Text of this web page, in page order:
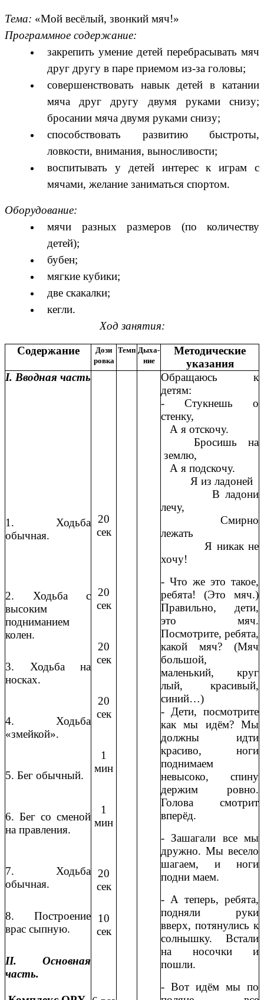
Тема: «Мой весёлый, звонкий мяч!»
Программное содержание:
закрепить умение детей перебрасывать мяч
друг другу в паре приемом из-за головы;
совершенствовать навык детей в катании
мяча друг другу двумя руками снизу;
бросании мяча двумя руками снизу;
способствовать развитию быстроты,
ловкости, внимания, выносливости;
воспитывать у детей интерес к играм с
мячами, желание заниматься спортом.
Оборудование:
мячи разных размеров (по количеству
детей);
бубен;
мягкие кубики;
две скакалки;
кегли.
Ход занятия:
Содержание
Дози
ровка
Темп Дыха-
ние
Методические
указания
I. Вводная часть
1. Ходьба
обычная.
2. Ходьба с
высоким
подниманием
колен.
3. Ходьба на
носках.
4. Ходьба
«змейкой».
5. Бег обычный.
6. Бег со сменой
на правления.
7. Ходьба
обычная.
8. Построение
врас сыпную.
II. Основная
часть.
20
сек
20
сек
20
сек
20
сек
1
мин
1
мин
20
сек
10
сек
Обращаюсь к
детям:
- Стукнешь о
стенку,
А я отскочу.
Бросишь на
землю,
А я подскочу.
Я из ладоней
В ладони
лечу,
Смирно
лежать
Я никак не
хочу!
- Что же это такое,
ребята! (Это мяч.)
Правильно, дети,
это мяч.
Посмотрите, ребята,
какой мяч? (Мяч
большой,
маленький, круг
лый, красивый,
синий…)
- Дети, посмотрите
как мы идём? Мы
должны идти
красиво, ноги
поднимаем
невысоко, спину
держим ровно.
Голова смотрит
вперёд.
- Зашагали все мы
дружно. Мы весело
шагаем, и ноги
подни маем.
- А теперь, ребята,
подняли руки
вверх, потянулись к
солнышку. Встали
на носочки и
пошли.
- Вот идём мы по